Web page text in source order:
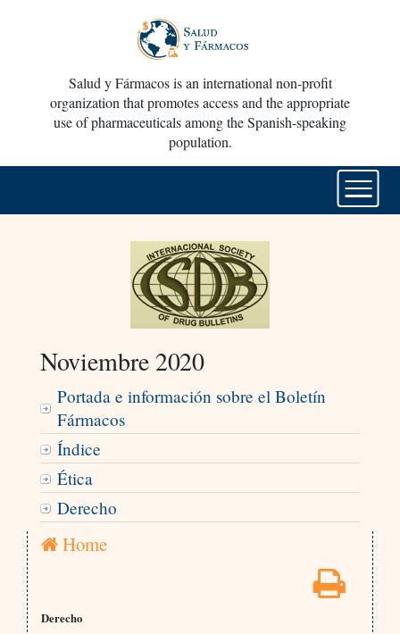
Salud y Fármacos is an international non-profit
organization that promotes access and the appropriate
use of pharmaceuticals among the Spanish-speaking
population.
Noviembre 2020
Portada e información sobre el Boletín
Fármacos
Índice
Ética
Derecho
Home
Derecho